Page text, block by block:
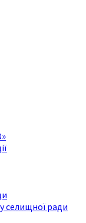
селищної ради